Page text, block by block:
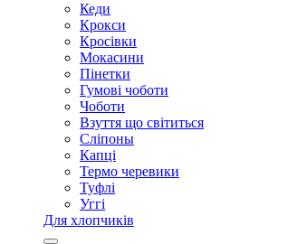
Кеди
Крокси
Кросівки
Мокасини
Пінетки
Гумові чоботи
Чоботи
Взуття що світиться
Сліпоны
Капці
Термо черевики
Туфлі
Уггі
Для хлопчиків